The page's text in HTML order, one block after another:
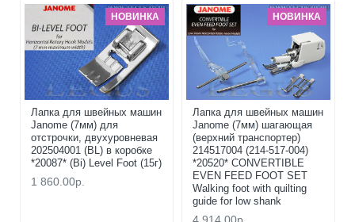
НОВИНКА
Лапка для швейных машин
Janome (7мм) для
отстрочки, двухуровневая
202504001 (BL) в коробке
*20087* (Bi) Level Foot (15г)
1 860.00р.
НОВИНКА
Лапка для швейных машин
Janome (7мм) шагающая
(верхний транспортер)
214517004 (214-517-004)
*20520* CONVERTIBLE
EVEN FEED FOOT SET
Walking foot with quilting
guide for low shank